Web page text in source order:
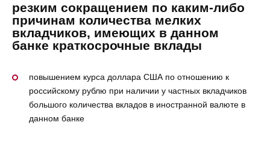
резким сокращением по каким-либо
причинам количества мелких
вкладчиков, имеющих в данном
банке краткосрочные вклады
повышением курса доллара США по отношению к
российскому рублю при наличии у частных вкладчиков
большого количества вкладов в иностранной валюте в
данном банке